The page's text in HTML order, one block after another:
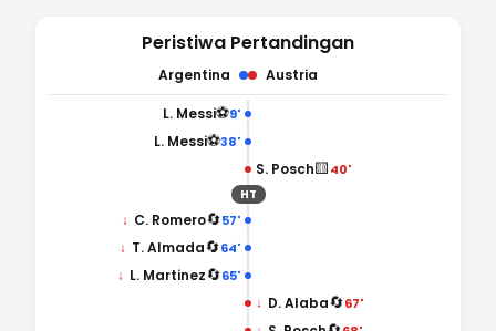
Peristiwa Pertandingan
Argentina Austria
9'
⚽
L. Messi
38'
⚽
L. Messi
S. Posch🟨40'
HT
57'
🔄
↓ C. Romero
64'
🔄
↓ T. Almada
65'
🔄
↓ L. Martinez
↓ D. Alaba🔄67'